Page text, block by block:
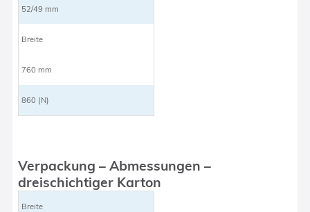
52/49 mm
Breite
760 mm
860 (N)
Verpackung – Abmessungen –
dreischichtiger Karton
Breite